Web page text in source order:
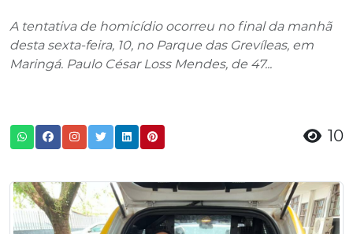
A tentativa de homicídio ocorreu no final da manhã
desta sexta-feira, 10, no Parque das Grevíleas, em
Maringá. Paulo César Loss Mendes, de 47...
10